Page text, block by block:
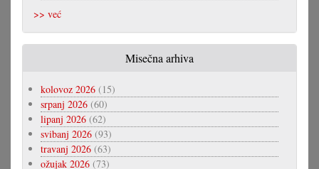
>> već
Misečna arhiva
kolovoz 2026 (15)
srpanj 2026 (60)
lipanj 2026 (62)
svibanj 2026 (93)
travanj 2026 (63)
ožujak 2026 (73)